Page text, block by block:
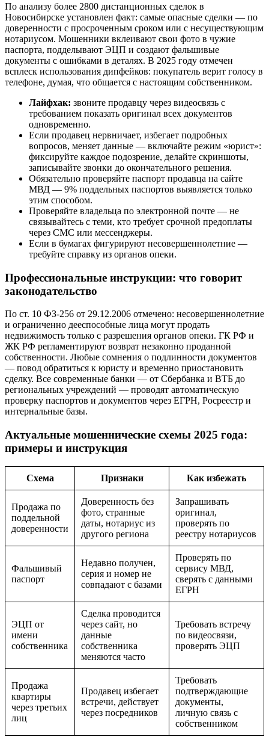
По анализу более 2800 дистанционных сделок в
Новосибирске установлен факт: самые опасные сделки — по
доверенности с просроченным сроком или с несуществующим
нотариусом. Мошенники вклеивают свои фото в чужие
паспорта, подделывают ЭЦП и создают фальшивые
документы с ошибками в деталях. В 2025 году отмечен
всплеск использования дипфейков: покупатель верит голосу в
телефоне, думая, что общается с настоящим собственником.
Лайфхак: звоните продавцу через видеосвязь с
требованием показать оригинал всех документов
одновременно.
Если продавец нервничает, избегает подробных
вопросов, меняет данные — включайте режим «юрист»:
фиксируйте каждое подозрение, делайте скриншоты,
записывайте звонки до окончательного решения.
Обязательно проверяйте паспорт продавца на сайте
МВД — 9% поддельных паспортов выявляется только
этим способом.
Проверяйте владельца по электронной почте — не
связывайтесь с теми, кто требует срочной предоплаты
через СМС или мессенджеры.
Если в бумагах фигурируют несовершеннолетние —
требуйте справку из органов опеки.
Профессиональные инструкции: что говорит
законодательство
По ст. 10 ФЗ-256 от 29.12.2006 отмечено: несовершеннолетние
и ограниченно дееспособные лица могут продать
недвижимость только с разрешения органов опеки. ГК РФ и
ЖК РФ регламентируют возврат незаконно проданной
собственности. Любые сомнения о подлинности документов
— повод обратиться к юристу и временно приостановить
сделку. Все современные банки — от Сбербанка и ВТБ до
региональных учреждений — проводят автоматическую
проверку паспортов и документов через ЕГРН, Росреестр и
интернальные базы.
Актуальные мошеннические схемы 2025 года:
примеры и инструкция
Схема Признаки Как избежать
Продажа по
поддельной
доверенности
Доверенность без
фото, странные
даты, нотариус из
другого региона
Запрашивать
оригинал,
проверять по
реестру нотариусов
Фальшивый
паспорт
Недавно получен,
серия и номер не
совпадают с базами
Проверять по
сервису МВД,
сверять с данными
ЕГРН
ЭЦП от
имени
собственника
Сделка проводится
через сайт, но
данные
собственника
меняются часто
Требовать встречу
по видеосвязи,
проверять ЭЦП
Продажа
квартиры
через третьих
лиц
Продавец избегает
встречи, действует
через посредников
Требовать
подтверждающие
документы,
личную связь с
собственником